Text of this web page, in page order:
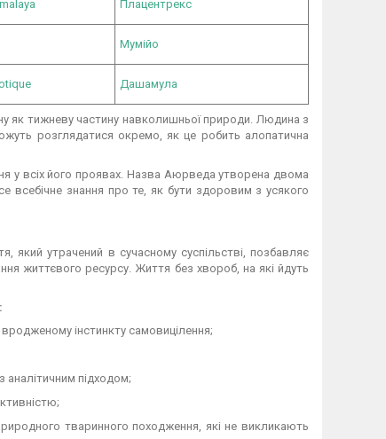
Плацентрекс
Мумійо
Дашамула
як тижневу частину навколишньої природи. Людина з
розглядатися окремо, як це робить алопатична
у всіх його проявах. Назва Аюрведа утворена двома
всебічне знання про те, як бути здоровим з усякого
утрачений в сучасному суспільстві, позбавляє
життєвого ресурсу. Життя без хвороб, на які йдуть
інстинкту самовицілення;
аналітичним підходом;
тваринного походження, які не викликають